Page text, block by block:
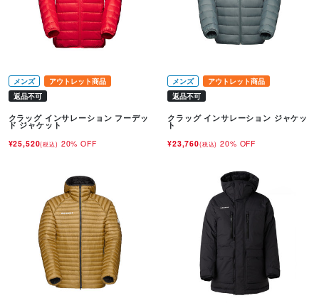
メンズ
アウトレット商品
返品不可
クラッグ インサレーション フーデッ
ド ジャケット
¥25,520(税込) 20% OFF
メンズ
アウトレット商品
返品不可
クラッグ インサレーション ジャケッ
ト
¥23,760(税込) 20% OFF